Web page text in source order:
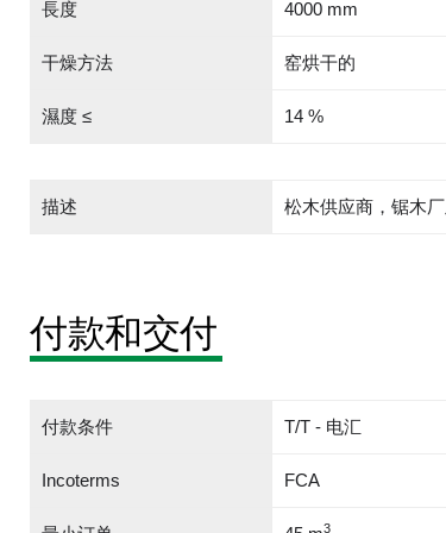
長度 4000 mm
干燥方法 窑烘干的
濕度 ≤ 14 %
描述 松木供应商，锯木
付款和交付
付款条件 T/T - 电汇
Incoterms FCA
3